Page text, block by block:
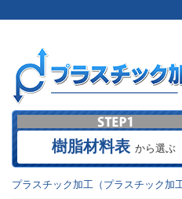
樹脂材料表 から選ぶ
プラスチック加工（プラスチック加